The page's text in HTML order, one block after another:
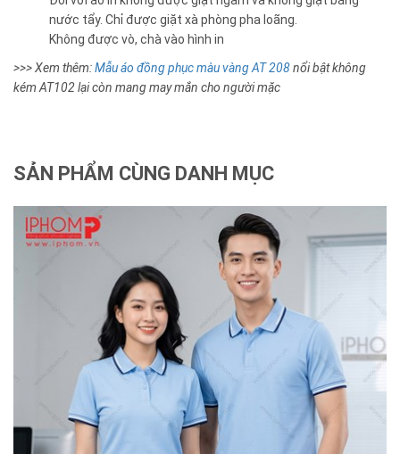
nước tẩy. Chỉ được giặt xà phòng pha loãng.
Không được vò, chà vào hình in
>>> Xem thêm:Mẫu áo đồng phục màu vàng AT 208nổi bật không
kém AT102 lại còn mang may mắn cho người mặc
SẢN PHẨM CÙNG DANH MỤC